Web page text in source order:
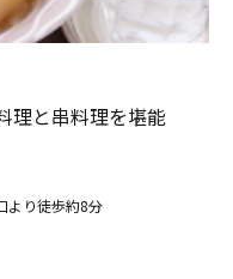
理と串料理を堪能
より徒歩約8分